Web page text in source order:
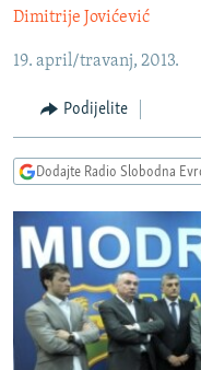
na
navigaciju
Pređite
pretragu
KOSOVO
CRNA GORA
VIZUELNO
FOTOGALERIJE
INFOGRAFIKE
PODCASTI
RAT U UKRAJINI
KINA NA BALKANU
RSE PRIČE IZ SVIJETA
ISPRIČAJ MI
DNEVNO@RSE
Dimitrije Jovićević
19. april/travanj, 2013.
Podijelite
Dodajte Radio Slobodna